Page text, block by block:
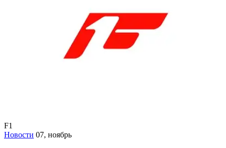
F1
Новости 07, ноябрь